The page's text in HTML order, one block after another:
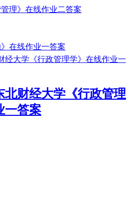
理》在线作业二答案
在线作业一答案
北财经大学《行政管理
一答案